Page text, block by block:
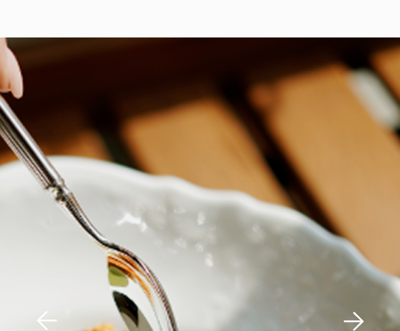
Удобный формат закусок, классические
рецепты и осознанный подход к выбору
Оставьте заявку,и мы поможем
ВАЖНЫЕ СОБЫТИЯ
В LOOK UP
Фуршетное меню для любого мероприятия:
от делового кофе-брейка до праздничного
семейного банкета.
ФУРШЕТНОЕ МЕНЮ